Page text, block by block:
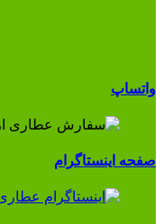
واتساپ
صفحه اینستاگرام